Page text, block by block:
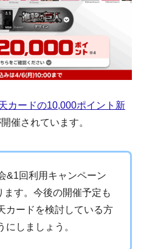
カードの10,000ポイント新
催されています。
&1回利用キャンペーン
ます。今後の開催予定も
カードを検討している方
しましょう。